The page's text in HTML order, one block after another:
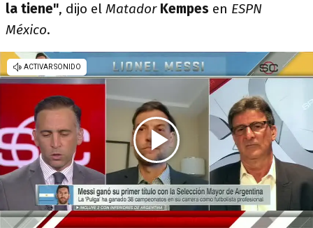
la tiene", dijo el Matador Kempes en ESPN
México.